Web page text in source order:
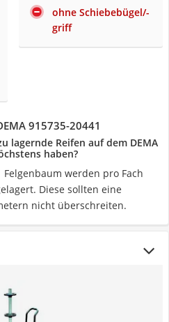
ohne Schiebebügel/-
griff
915735-20441
lagernde Reifen auf dem DEMA
haben?
Felgenbaum werden pro Fach
Diese sollten eine
nicht überschreiten.